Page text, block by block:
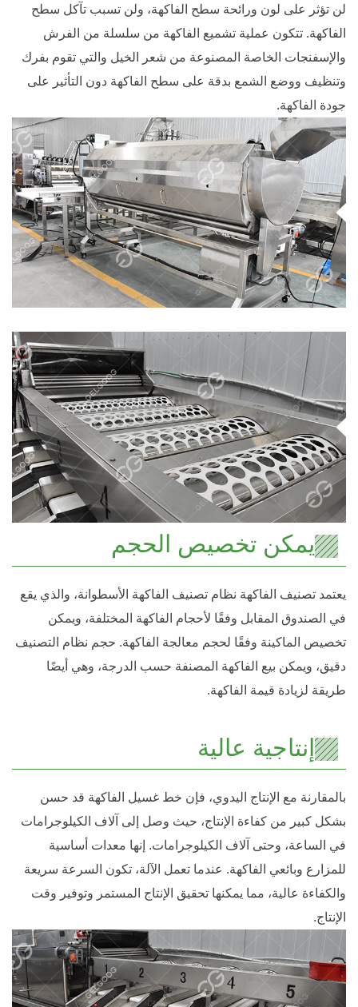
لن تؤثر على لون ورائحة سطح الفاكهة، ولن تسبب تآكل سطح
الفاكهة. تتكون عملية تشميع الفاكهة من سلسلة من الفرش
والإسفنجات الخاصة المصنوعة من شعر الخيل والتي تقوم بفرك
وتنظيف ووضع الشمع بدقة على سطح الفاكهة دون التأثير على
جودة الفاكهة.
يمكن تخصيص الحجم
يعتمد تصنيف الفاكهة نظام تصنيف الفاكهة الأسطوانة، والذي يقع
في الصندوق المقابل وفقًا لأحجام الفاكهة المختلفة، ويمكن
تخصيص الماكينة وفقًا لحجم معالجة الفاكهة. حجم نظام التصنيف
دقيق، ويمكن بيع الفاكهة المصنفة حسب الدرجة، وهي أيضًا
طريقة لزيادة قيمة الفاكهة.
إنتاجية عالية
بالمقارنة مع الإنتاج اليدوي، فإن خط غسيل الفاكهة قد حسن
بشكل كبير من كفاءة الإنتاج، حيث وصل إلى آلاف الكيلوجرامات
في الساعة، وحتى آلاف الكيلوجرامات. إنها معدات أساسية
للمزارع وبائعي الفاكهة. عندما تعمل الآلة، تكون السرعة سريعة
والكفاءة عالية، مما يمكنها تحقيق الإنتاج المستمر وتوفير وقت
الإنتاج.